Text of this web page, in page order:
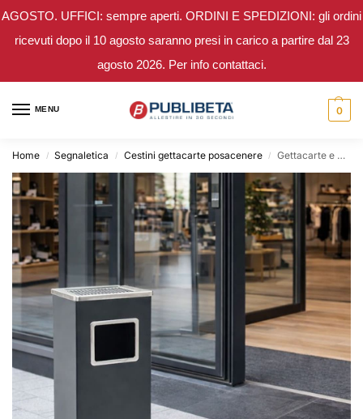
AGOSTO. UFFICI: sempre aperti. ORDINI E SPEDIZIONI: gli ordini
ricevuti dopo il 10 agosto saranno presi in carico a partire dal 23
agosto 2026. Per info contattaci.
MENU 0
Home / Segnaletica / Cestini gettacarte posacenere / Gettacarte e posacenere